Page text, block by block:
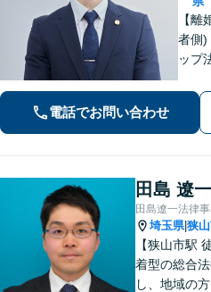
【
者側)
ップ
対
専門
サポ
電話でお問い合わせ
田島 遼一
田島遼一法律
埼玉県|狭
【狭山市駅
着型の総合
し、地域の